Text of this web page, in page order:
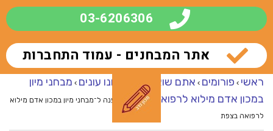
03-6206306
אתר המבחנים - עמוד התחברות
ראשי › פורומים › אתם שואלים – אנחנו עונים › מבחני מיון
במכון אדם מילוא לרפואה בצפת
מענה ל־מבחני מיון במכון אדם מילוא
לרפואה בצפת